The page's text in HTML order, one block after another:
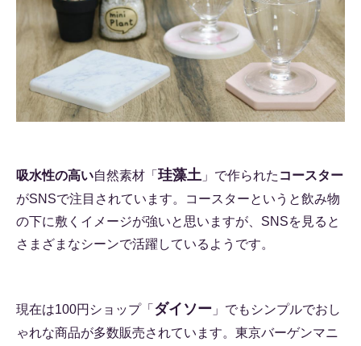
吸水性の高い自然素材「 珪藻土 」で作られた コースター
がSNSで注目されています。コースターというと飲み物
の下に敷くイメージが強いと思いますが、SNSを見ると
さまざまなシーンで活躍しているようです。
現在は100円ショップ「 ダイソー 」でもシンプルでおし
ゃれな商品が多数販売されています。東京バーゲンマニ